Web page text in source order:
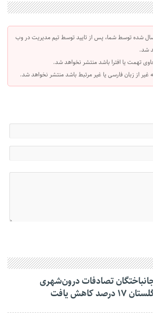
شده توسط شما، پس از تایید توسط تیم مدیریت در وب
شد.
تهمت یا افترا باشد منتشر نخواهد شد.
غیر از زبان فارسی یا غیر مرتبط باشد منتشر نخواهد شد.
تصادفات درون‌شهری
۱۷ درصد کاهش یافت